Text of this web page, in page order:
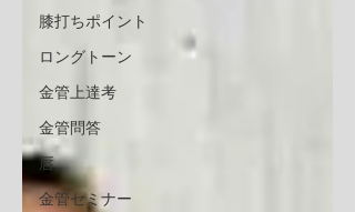
膝打ちポイント
ロングトーン
金管上達考
金管問答
唇
金管セミナー